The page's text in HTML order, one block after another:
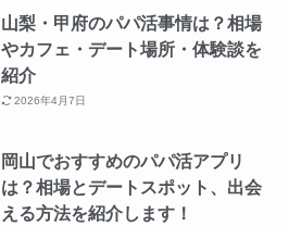
山梨・甲府のパパ活事情は？相場
やカフェ・デート場所・体験談を
紹介
2026年4月7日
岡山でおすすめのパパ活アプリ
は？相場とデートスポット、出会
える方法を紹介します！